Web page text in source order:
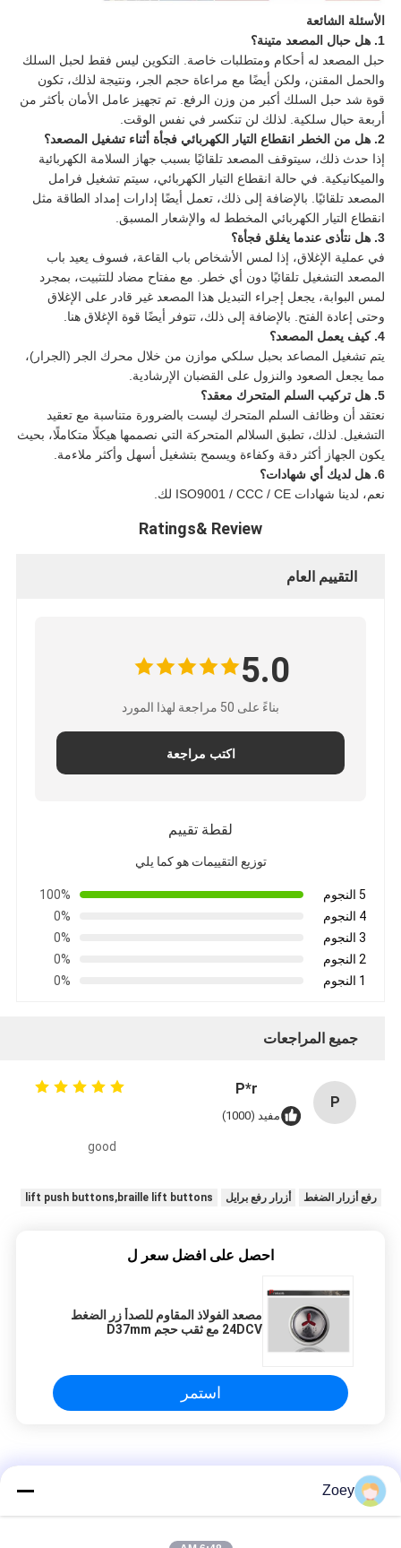
الأسئلة الشائعة
1. هل حبال المصعد متينة؟
حبل المصعد له أحكام ومتطلبات خاصة. التكوين ليس فقط لحبل السلك
والحمل المقنن، ولكن أيضًا مع مراعاة حجم الجر، ونتيجة لذلك، تكون
قوة شد حبل السلك أكبر من وزن الرفع. تم تجهيز عامل الأمان بأكثر من
أربعة حبال سلكية. لذلك لن تنكسر في نفس الوقت.
2. هل من الخطر انقطاع التيار الكهربائي فجأة أثناء تشغيل المصعد؟
إذا حدث ذلك، سيتوقف المصعد تلقائيًا بسبب جهاز السلامة الكهربائية
والميكانيكية. في حالة انقطاع التيار الكهربائي، سيتم تشغيل فرامل
المصعد تلقائيًا. بالإضافة إلى ذلك، تعمل أيضًا إدارات إمداد الطاقة مثل
انقطاع التيار الكهربائي المخطط له والإشعار المسبق.
3. هل نتأذى عندما يغلق فجأة؟
في عملية الإغلاق، إذا لمس الأشخاص باب القاعة، فسوف يعيد باب
المصعد التشغيل تلقائيًا دون أي خطر. مع مفتاح مضاد للتثبيت، بمجرد
لمس البوابة، يجعل إجراء التبديل هذا المصعد غير قادر على الإغلاق
وحتى إعادة الفتح. بالإضافة إلى ذلك، تتوفر أيضًا قوة الإغلاق هنا.
4. كيف يعمل المصعد؟
يتم تشغيل المصاعد بحبل سلكي موازن من خلال محرك الجر (الجرار)،
مما يجعل الصعود والنزول على القضبان الإرشادية.
5. هل تركيب السلم المتحرك معقد؟
نعتقد أن وظائف السلم المتحرك ليست بالضرورة متناسبة مع تعقيد
التشغيل. لذلك، تطبق السلالم المتحركة التي نصممها هيكلًا متكاملًا، بحيث
يكون الجهاز أكثر دقة وكفاءة ويسمح بتشغيل أسهل وأكثر ملاءمة.
6. هل لديك أي شهادات؟
نعم، لدينا شهادات ISO9001 / CCC / CE لك.
Ratings& Review
التقييم العام
5.0
بناءً على 50 مراجعة لهذا المورد
اكتب مراجعة
لقطة تقييم
توزيع التقييمات هو كما يلي
5 النجوم
100%
4 النجوم
0%
3 النجوم
0%
2 النجوم
0%
1 النجوم
0%
جميع المراجعات
P
P*r
مفيد (1000)
good
رفع أزرار الضغط أزرار رفع برايل lift push buttons,braille lift buttons
احصل على افضل سعر ل
مصعد الفولاذ المقاوم للصدأ زر الضغط
24DCV مع ثقب حجم D37mm
استمر
مصعد زر
Zn إطار سبائك وزر الاكريليك لوحة رفع زر / لمسة زر المصعد
Zoey